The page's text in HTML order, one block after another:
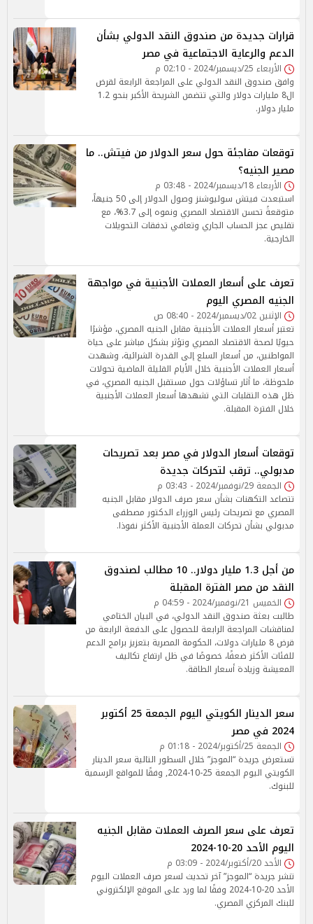
قرارات جديدة من صندوق النقد الدولي بشأن
الدعم والرعاية الاجتماعية في مصر
الأربعاء 25/ديسمبر/2024 - 02:10 م
وافق صندوق النقد الدولي على المراجعة الرابعة لقرض
ال8 مليارات دولار والتي تتضمن الشريحة الأكبر بنحو 1.2
مليار دولار.
توقعات مفاجئة حول سعر الدولار من فيتش.. ما
مصير الجنيه؟
الأربعاء 18/ديسمبر/2024 - 03:48 م
استبعدت فيتش سوليوشنز وصول الدولار إلى 50 جنيهاً،
متوقعةً تحسن الاقتصاد المصري ونموه إلى 3.7%، مع
تقليص عجز الحساب الجاري وتعافي تدفقات التحويلات
الخارجية.
تعرف على أسعار العملات الأجنبية في مواجهة
الجنيه المصري اليوم
الإثنين 02/ديسمبر/2024 - 08:40 ص
تعتبر أسعار العملات الأجنبية مقابل الجنيه المصري، مؤشرًا
حيويًا لصحة الاقتصاد المصري وتؤثر بشكل مباشر على حياة
المواطنين، من أسعار السلع إلى القدرة الشرائية، وشهدت
أسعار العملات الأجنبية خلال الأيام القليلة الماضية تحولات
ملحوظة، ما أثار تساؤلات حول مستقبل الجنيه المصري، في
ظل هذه التقلبات التي تشهدها أسعار العملات الأجنبية
خلال الفترة المقبلة.
توقعات أسعار الدولار في مصر بعد تصريحات
مدبولي.. ترقب لتحركات جديدة
الجمعة 29/نوفمبر/2024 - 03:43 م
تتصاعد التكهنات بشأن سعر صرف الدولار مقابل الجنيه
المصري مع تصريحات رئيس الوزراء الدكتور مصطفى
مدبولي بشأن تحركات العملة الأجنبية الأكثر نفوذا.
من أجل 1.3 مليار دولار.. 10 مطالب لصندوق
النقد من مصر الفترة المقبلة
الخميس 21/نوفمبر/2024 - 04:59 م
طالبت بعثة صندوق النقد الدولي، في البيان الختامي
لمناقشات المراجعة الرابعة للحصول على الدفعة الرابعة من
قرض 8 مليارات دولات، الحكومة المصرية بتعزيز برامج الدعم
للفئات الأكثر ضعفًا، خصوصًا في ظل ارتفاع تكاليف
المعيشة وزيادة أسعار الطاقة.
سعر الدينار الكويتي اليوم الجمعة 25 أكتوبر
2024 في مصر
الجمعة 25/أكتوبر/2024 - 01:18 م
تستعرض جريدة “الموجز” خلال السطور التالية سعر الدينار
الكويتي اليوم الجمعة 25-10-2024, وفقًا للمواقع الرسمية
للبنوك.
تعرف على سعر الصرف العملات مقابل الجنيه
اليوم الأحد 20-10-2024
الأحد 20/أكتوبر/2024 - 03:09 م
تنشر جريدة “الموجز” آخر تحديث لسعر صرف العملات اليوم
الأحد 20-10-2024 وفقًا لما ورد على الموقع الإلكتروني
للبنك المركزي المصري.